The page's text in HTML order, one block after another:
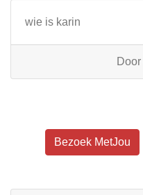
wie is karin
Door
Bezoek MetJou